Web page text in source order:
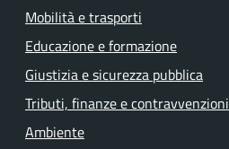
Mobilità e trasporti
Educazione e formazione
Giustizia e sicurezza pubblica
Tributi, finanze e contravvenzioni
Ambiente